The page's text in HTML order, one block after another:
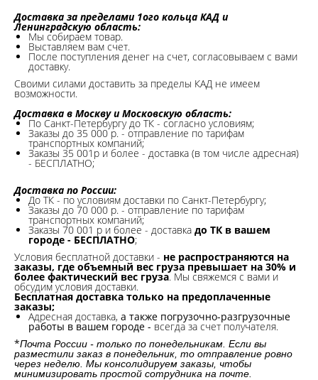
Доставка за пределами 1ого кольца КАД и
Ленинградскую область:
Мы собираем товар.
Выставляем вам счет.
После поступления денег на счет, согласовываем с вами
доставку.
Своими силами доставить за пределы КАД не имеем
возможности.​
Доставка в Москву и Московскую область:
По Санкт-Петербургу до ТК - согласно условиям;
Заказы до 35 000 р. - отправление по тарифам
транспортных компаний;
Заказы 35 001р и более - доставка (в том числе адресная)
- БЕСПЛАТНО;
Доставка по России:
До ТК - по условиям доставки по Санкт-Петербургу;
Заказы до 70 000 р. - отправление по тарифам
транспортных компаний;
Заказы 70 001 р и более - доставка до ТК в вашем
городе - БЕСПЛАТНО;
Условия бесплатной доставки - не распространяются на
заказы, где объемный вес груза превышает на 30% и
более фактический вес груза. Мы свяжемся с вами и
обсудим условия доставки.
Бесплатная доставка только на предоплаченные
заказы;
Адресная доставка, а также погрузочно-разгрузочные
работы в вашем городе - всегда за счет получателя.
*Почта России - только по понедельникам. Если вы
разместили заказ в понедельник, то отправление ровно
через неделю. Мы консолидируем заказы, чтобы
минимизировать простой сотрудника на почте.